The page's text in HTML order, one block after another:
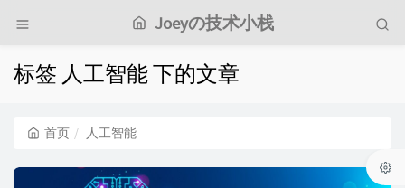
Joeyの技术小栈
标签 人工智能 下的文章
首页 人工智能